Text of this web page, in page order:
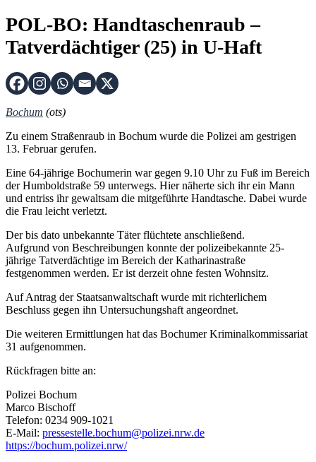
POL-BO: Handtaschenraub –
Tatverdächtiger (25) in U-Haft
Bochum (ots)
Zu einem Straßenraub in Bochum wurde die Polizei am gestrigen
13. Februar gerufen.
Eine 64-jährige Bochumerin war gegen 9.10 Uhr zu Fuß im Bereich
der Humboldstraße 59 unterwegs. Hier näherte sich ihr ein Mann
und entriss ihr gewaltsam die mitgeführte Handtasche. Dabei wurde
die Frau leicht verletzt.
Der bis dato unbekannte Täter flüchtete anschließend.
Aufgrund von Beschreibungen konnte der polizeibekannte 25-
jährige Tatverdächtige im Bereich der Katharinastraße
festgenommen werden. Er ist derzeit ohne festen Wohnsitz.
Auf Antrag der Staatsanwaltschaft wurde mit richterlichem
Beschluss gegen ihn Untersuchungshaft angeordnet.
Die weiteren Ermittlungen hat das Bochumer Kriminalkommissariat
31 aufgenommen.
Rückfragen bitte an:
Polizei Bochum
Marco Bischoff
Telefon: 0234 909-1021
E-Mail: pressestelle.bochum@polizei.nrw.de
https://bochum.polizei.nrw/